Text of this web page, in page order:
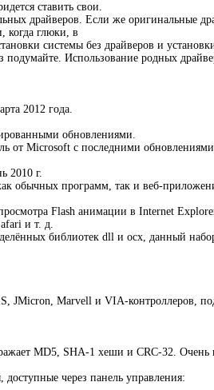
ставить свои.
драйверов. Если же оригинальные
когда глюки, в
системы без драйверов и
подумайте. Использование родных
2012 года.
обновлениями.
от Microsоft с последними
2010 г.
обычных программ, так и веб-
Flash анимации в Internet
и т. д.
библиотек dll и ocx, данный
JMicron, Marvell и VIA-контроллеров,
MD5, SHA-1 хеши и CRC-32. Очень
через панель управления: